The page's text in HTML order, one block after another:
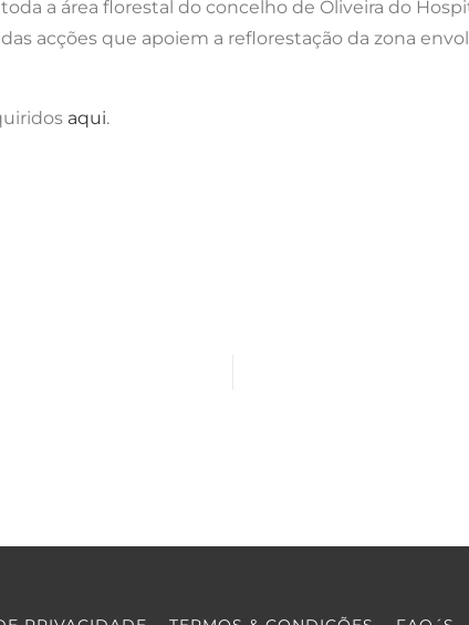
a área florestal do concelho de Oliveira do
acções que apoiem a reflorestação da zona
aqui.